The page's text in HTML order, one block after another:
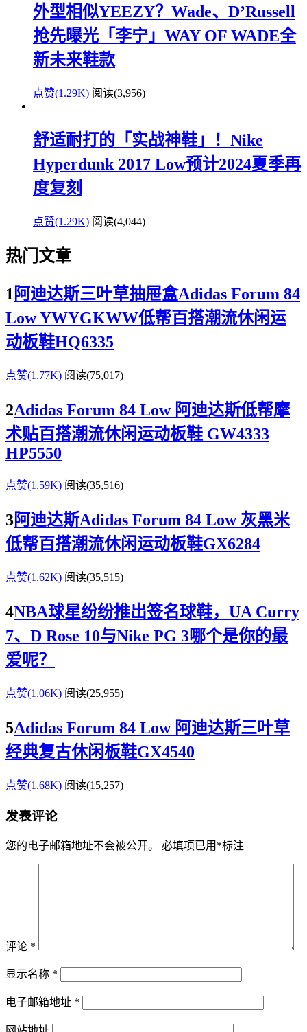
外型相似YEEZY？Wade、D’Russell
抢先曝光「李宁」WAY OF WADE全
新未来鞋款
点赞(1.29K) 阅读(3,956)
舒适耐打的「实战神鞋」！Nike
Hyperdunk 2017 Low预计2024夏季再
度复刻
点赞(1.29K) 阅读(4,044)
热门文章
1 阿迪达斯三叶草抽屉盒Adidas Forum 84
Low YWYGKWW低帮百搭潮流休闲运
动板鞋HQ6335
点赞(1.77K) 阅读(75,017)
2Adidas Forum 84 Low 阿迪达斯低帮摩
术贴百搭潮流休闲运动板鞋 GW4333
HP5550
点赞(1.59K) 阅读(35,516)
3阿迪达斯Adidas Forum 84 Low 灰黑米
低帮百搭潮流休闲运动板鞋GX6284
点赞(1.62K) 阅读(35,515)
4NBA球星纷纷推出签名球鞋，UA Curry
7、D Rose 10与Nike PG 3哪个是你的最
爱呢？
点赞(1.06K) 阅读(25,955)
5Adidas Forum 84 Low 阿迪达斯三叶草
经典复古休闲板鞋GX4540
点赞(1.68K) 阅读(15,257)
发表评论
您的电子邮箱地址不会被公开。 必填项已用 *标注
评论 *
显示名称 *
电子邮箱地址 *